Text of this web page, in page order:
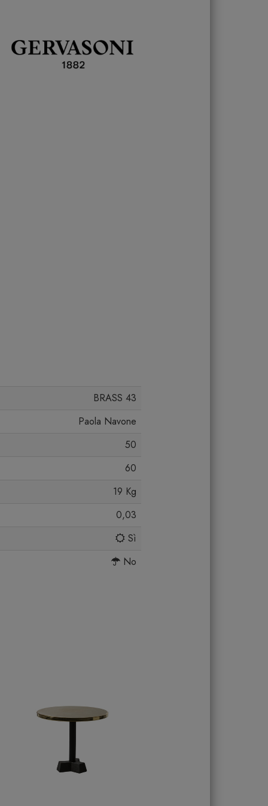
BRASS 43
Paola Navone
50
60
19 Kg
0,03
Sì
No